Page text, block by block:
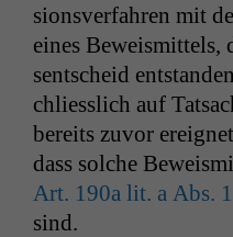
sionsver­fahren mit
eines Beweis­mit­tels,
sentscheid
chliesslich auf
bere­its zuvor
dass solche
Art. 190a lit. a Abs. 1
sind.